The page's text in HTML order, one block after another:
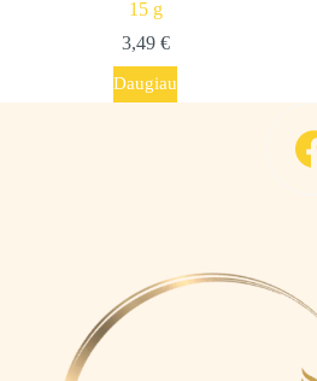
15 g
3,49 €
Daugiau